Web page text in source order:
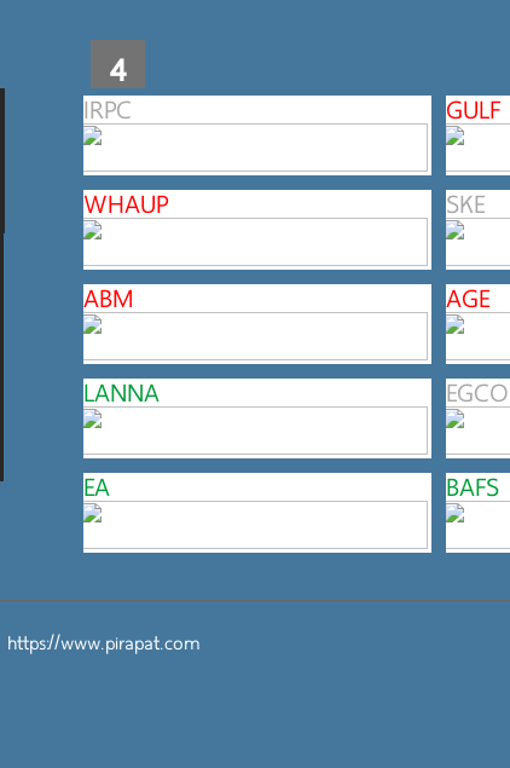
4
IRPC GULF
WHAUP SKE
ABM AGE
LANNA EGCO
EA BAFS
https://www.pirapat.com